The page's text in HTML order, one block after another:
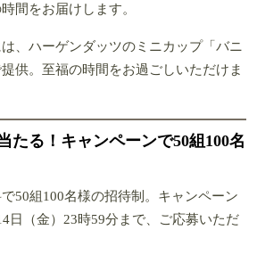
間をお届けします。
、ハーゲンダッツのミニカップ「バニ
供。至福の時間をお過ごしいただけま
たる！キャンペーンで50組100名
50組100名様の招待制。キャンペーン
日（金）23時59分まで、ご応募いただ